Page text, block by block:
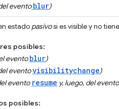
evento blur)
estado pasivosi es visible y no
posibles:
eventoblur)
eventovisibilitychange)
evento resume y, luego, del evento
posibles: